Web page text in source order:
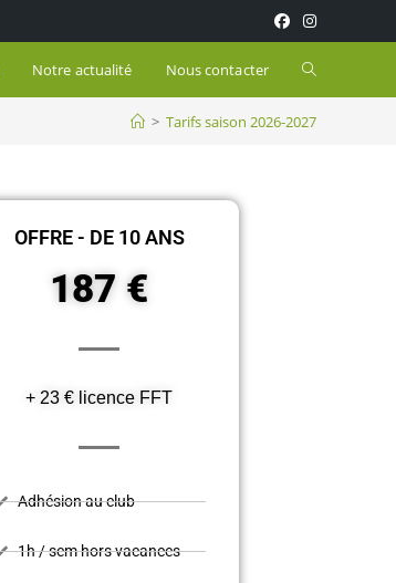
Notre actualité Nous contacter
> Tarifs saison 2026-2027
OFFRE - DE 10 ANS
187 €
+ 23 € licence FFT
Adhésion au club
1h / sem hors vacances